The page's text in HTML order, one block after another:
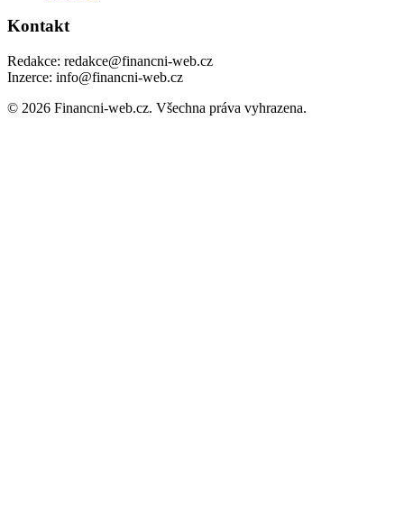
Kontakt
Redakce: redakce@financni-web.cz
Inzerce: info@financni-web.cz
© 2026 Financni-web.cz. Všechna práva vyhrazena.